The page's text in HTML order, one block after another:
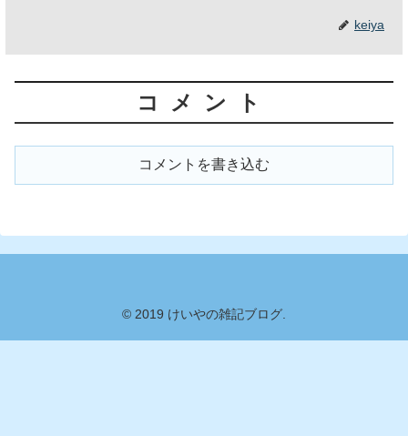
keiya
コメント
コメントを書き込む
© 2019 けいやの雑記ブログ.